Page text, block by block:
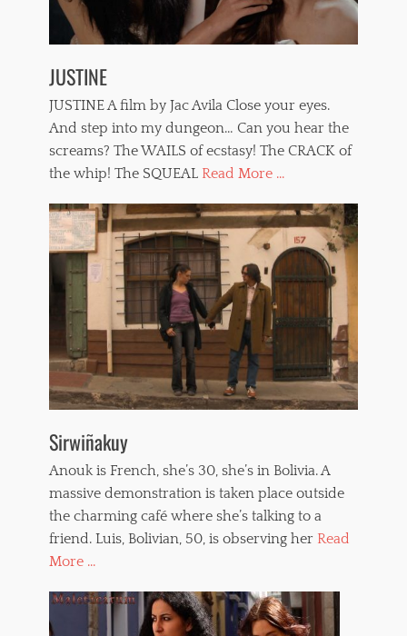
JUSTINE
JUSTINE A film by Jac Avila Close your eyes.
And step into my dungeon… Can you hear the
screams? The WAILS of ecstasy! The CRACK of
the whip! The SQUEAL Read More ...
Sirwiñakuy
Anouk is French, she’s 30, she’s in Bolivia. A
massive demonstration is taken place outside
the charming café where she’s talking to a
friend. Luis, Bolivian, 50, is observing her Read
More ...